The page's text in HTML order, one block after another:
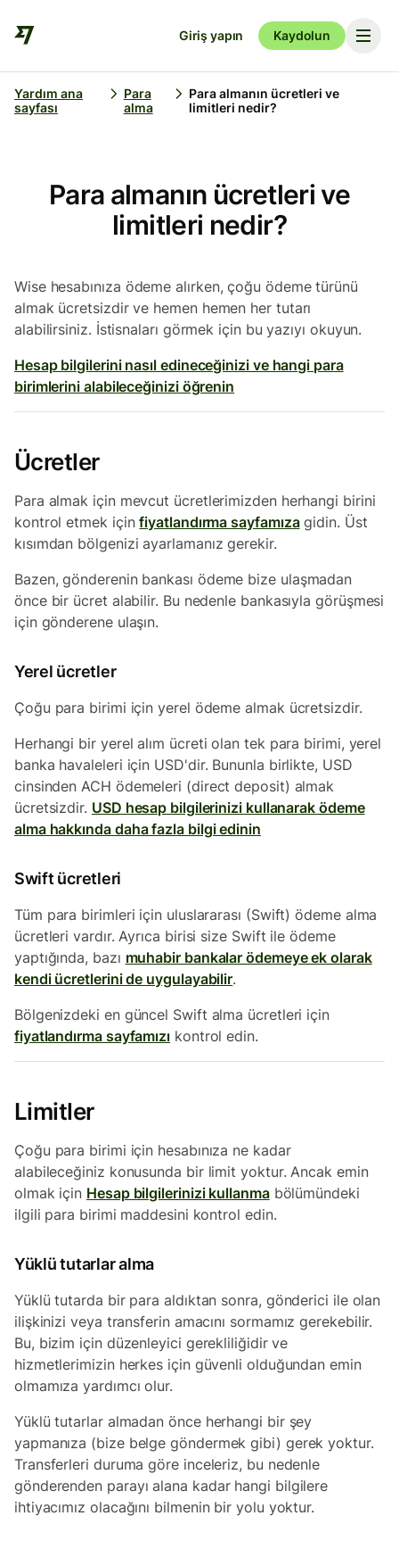
Giriş yapın Kaydolun
Yardım ana
sayfası
Para
alma
Para almanın ücretleri ve
limitleri nedir?
Para almanın ücretleri ve
limitleri nedir?
Wise hesabınıza ödeme alırken, çoğu ödeme türünü
almak ücretsizdir ve hemen hemen her tutarı
alabilirsiniz. İstisnaları görmek için bu yazıyı okuyun.
Hesap bilgilerini nasıl edineceğinizi ve hangi para
birimlerini alabileceğinizi öğrenin
Ücretler
Para almak için mevcut ücretlerimizden herhangi birini
kontrol etmek içinfiyatlandırma sayfamızagidin. Üst
kısımdan bölgenizi ayarlamanız gerekir.
Bazen, gönderenin bankası ödeme bize ulaşmadan
önce bir ücret alabilir. Bu nedenle bankasıyla görüşmesi
için gönderene ulaşın.
Yerel ücretler
Çoğu para birimi için yerel ödeme almak ücretsizdir.
Herhangi bir yerel alım ücreti olan tek para birimi, yerel
banka havaleleri için USD'dir. Bununla birlikte, USD
cinsinden ACH ödemeleri (direct deposit) almak
ücretsizdir. USD hesap bilgilerinizi kullanarak ödeme
alma hakkında daha fazla bilgi edinin
Swift ücretleri
Tüm para birimleri için uluslararası (Swift) ödeme alma
ücretleri vardır. Ayrıca birisi size Swift ile ödeme
yaptığında, bazı muhabir bankalar ödemeye ek olarak
kendi ücretlerini de uygulayabilir.
Bölgenizdeki en güncel Swift alma ücretleri için
fiyatlandırma sayfamızı kontrol edin.
Limitler
Çoğu para birimi için hesabınıza ne kadar
alabileceğiniz konusunda bir limit yoktur. Ancak emin
olmak için Hesap bilgilerinizi kullanmabölümündeki
ilgili para birimi maddesini kontrol edin.
Yüklü tutarlar alma
Yüklü tutarda bir para aldıktan sonra, gönderici ile olan
ilişkinizi veya transferin amacını sormamız gerekebilir.
Bu, bizim için düzenleyici gerekliliğidir ve
hizmetlerimizin herkes için güvenli olduğundan emin
olmamıza yardımcı olur.
Yüklü tutarlar almadan önce herhangi bir şey
yapmanıza (bize belge göndermek gibi) gerek yoktur.
Transferleri duruma göre inceleriz, bu nedenle
gönderenden parayı alana kadar hangi bilgilere
ihtiyacımız olacağını bilmenin bir yolu yoktur.